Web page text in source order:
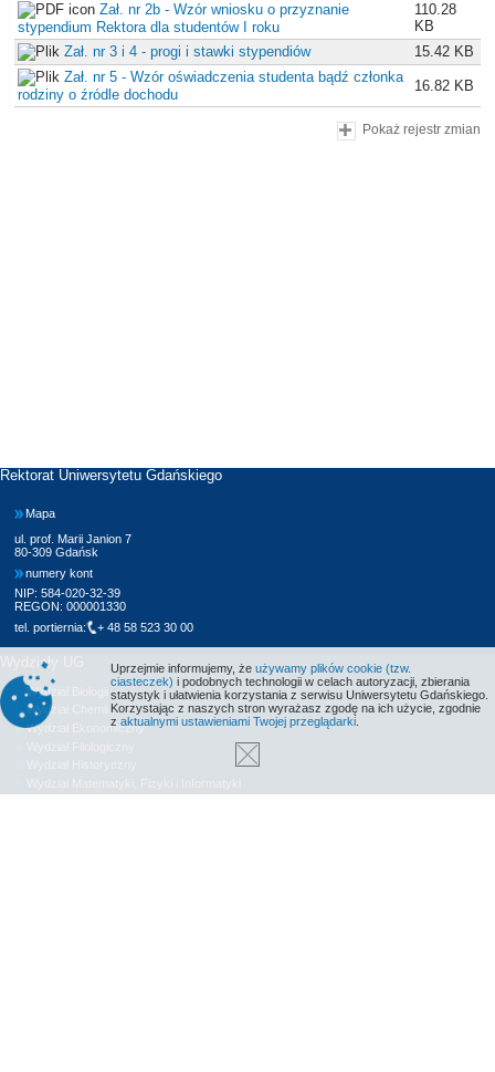
Zał. nr 2b - Wzór wniosku o przyznanie
stypendium Rektora dla studentów I roku
110.28
KB
Zał. nr 3 i 4 - progi i stawki stypendiów
15.42 KB
Zał. nr 5 - Wzór oświadczenia studenta bądź członka
rodziny o źródle dochodu
16.82 KB
Pokaż rejestr zmian
Rektorat Uniwersytetu Gdańskiego
Mapa
ul. prof. Marii Janion 7
80-309 Gdańsk
numery kont
NIP: 584-020-32-39
REGON: 000001330
tel. portiernia:
+ 48 58 523 30 00
Wydziały UG
Wydział Biologii
Wydział Chemii
Wydział Ekonomiczny
Uprzejmie informujemy, że używamy plików cookie (tzw.
ciasteczek) i podobnych technologii w celach autoryzacji, zbierania
statystyk i ułatwienia korzystania z serwisu Uniwersytetu Gdańskiego.
Korzystając z naszych stron wyrażasz zgodę na ich użycie, zgodnie
z aktualnymi ustawieniami Twojej przeglądarki